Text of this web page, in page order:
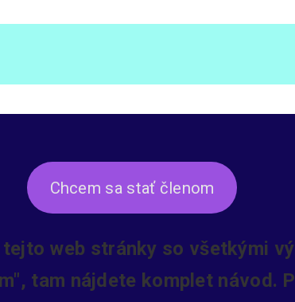
Chcem sa stať členom
web stránky so všetkými
tam nájdete komplet návod.